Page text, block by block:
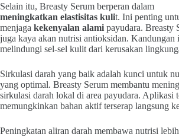
Selain itu, Breasty Serum berperan dalam
meningkatkan elastisitas kulit. Ini penting
menjaga kekenyalan alami payudara. Breasty
juga kaya akan nutrisi antioksidan. Kandungan
melindungi sel-sel kulit dari kerusakan
Sirkulasi darah yang baik adalah kunci untuk
yang optimal. Breasty Serum membantu
sirkulasi darah lokal di area payudara. Aplikasi
memungkinkan bahan aktif terserap langsung
Peningkatan aliran darah membawa nutrisi